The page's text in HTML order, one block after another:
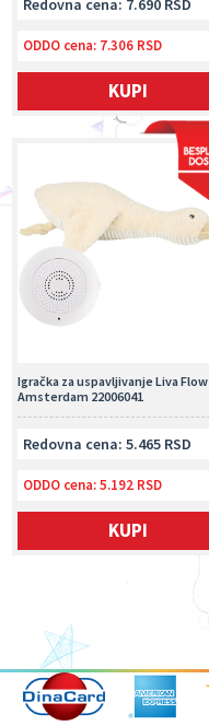
Redovna cena: 7.690 RSD
ODDO cena: 7.306 RSD
KUPI
Igračka za uspavljivanje Liva Flow
Amsterdam 22006041
Redovna cena: 5.465 RSD
ODDO cena:5.192 RSD
KUPI